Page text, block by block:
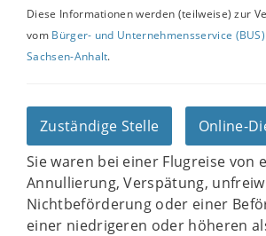
Diese Informationen werden (teilweise) zur
vom Bürger- und Unternehmensservice
Sachsen-Anhalt.
Zuständige Stelle
Online-
Sie waren bei einer Flugreise von
Annullierung, Verspätung,
Nichtbeförderung oder einer
einer niedrigeren oder höheren